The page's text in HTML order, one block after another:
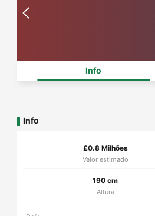
Info
Info
£0.8 Milhões
Valor estimado
190 cm
Altura